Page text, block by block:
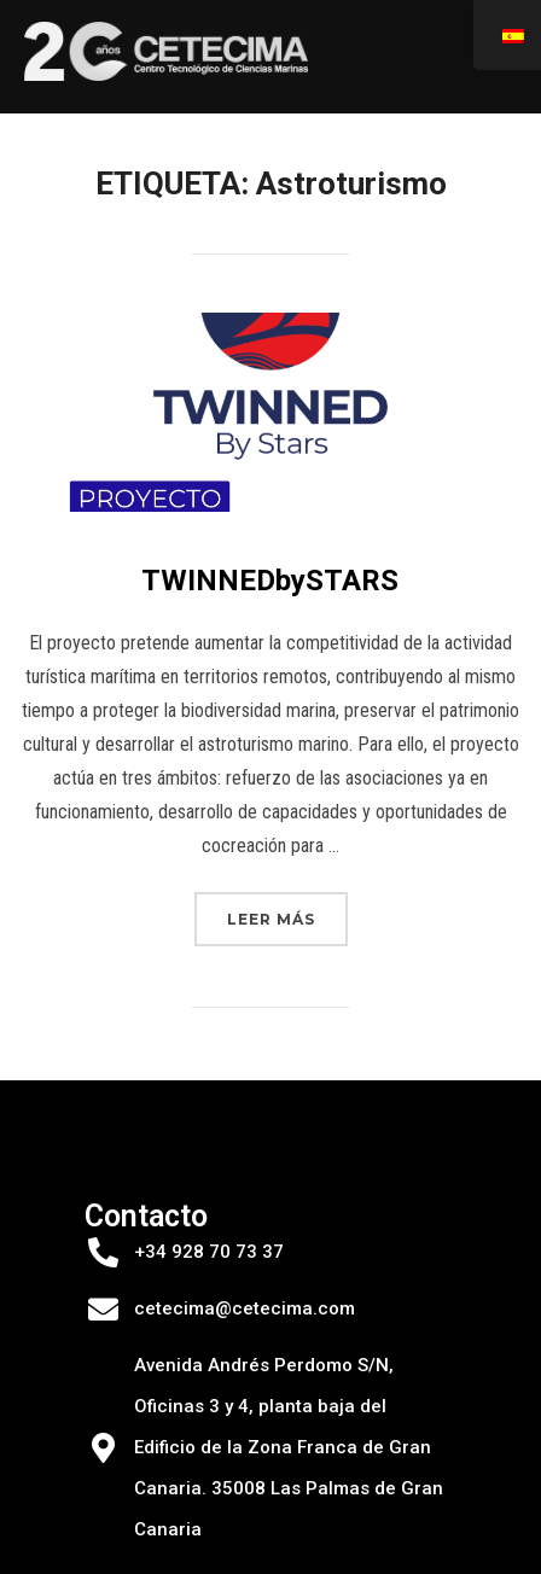
ETIQUETA: Astroturismo
TWINNEDbySTARS
El proyecto pretende aumentar la competitividad de la actividad
turística marítima en territorios remotos, contribuyendo al mismo
tiempo a proteger la biodiversidad marina, preservar el patrimonio
cultural y desarrollar el astroturismo marino. Para ello, el proyecto
actúa en tres ámbitos: refuerzo de las asociaciones ya en
funcionamiento, desarrollo de capacidades y oportunidades de
cocreación para …
LEER MÁS
Contacto
+34 928 70 73 37
cetecima@cetecima.com
Avenida Andrés Perdomo S/N,
Oficinas 3 y 4, planta baja del
Edificio de la Zona Franca de Gran
Canaria. 35008 Las Palmas de Gran
Canaria